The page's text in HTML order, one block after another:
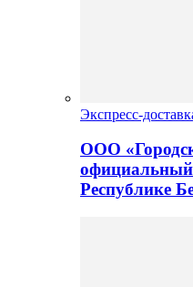
Экспресс-
ООО
Республике